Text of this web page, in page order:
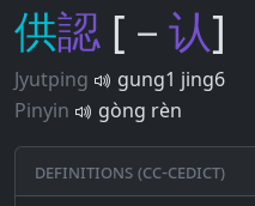
供認 [－ 认]
Jyutping
gung1 jing6
Pinyin
gòng rèn
Definitions (CC-CEDICT)